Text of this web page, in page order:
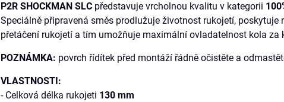
P2R SHOCKMAN SLC představuje vrcholnou kvalitu v kategorii
Speciálně připravená směs prodlužuje životnost rukojetí,
přetáčení rukojetí a tím umožňuje maximální ovladatelnost kola za
POZNÁMKA: povrch řídítek před montáží řádně očistěte a
VLASTNOSTI:
- Celková délka rukojeti 130 mm